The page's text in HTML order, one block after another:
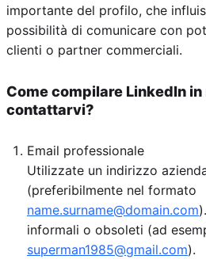
importante del profilo, che
possibilità di comunicare con
clienti o partner commerciali.
Come compilare LinkedIn
contattarvi?
Email professionale
Utilizzate un indirizzo
(preferibilmente nel formato
name.surname@domain.com
informali o obsoleti (ad
superman1985@gmail.com).